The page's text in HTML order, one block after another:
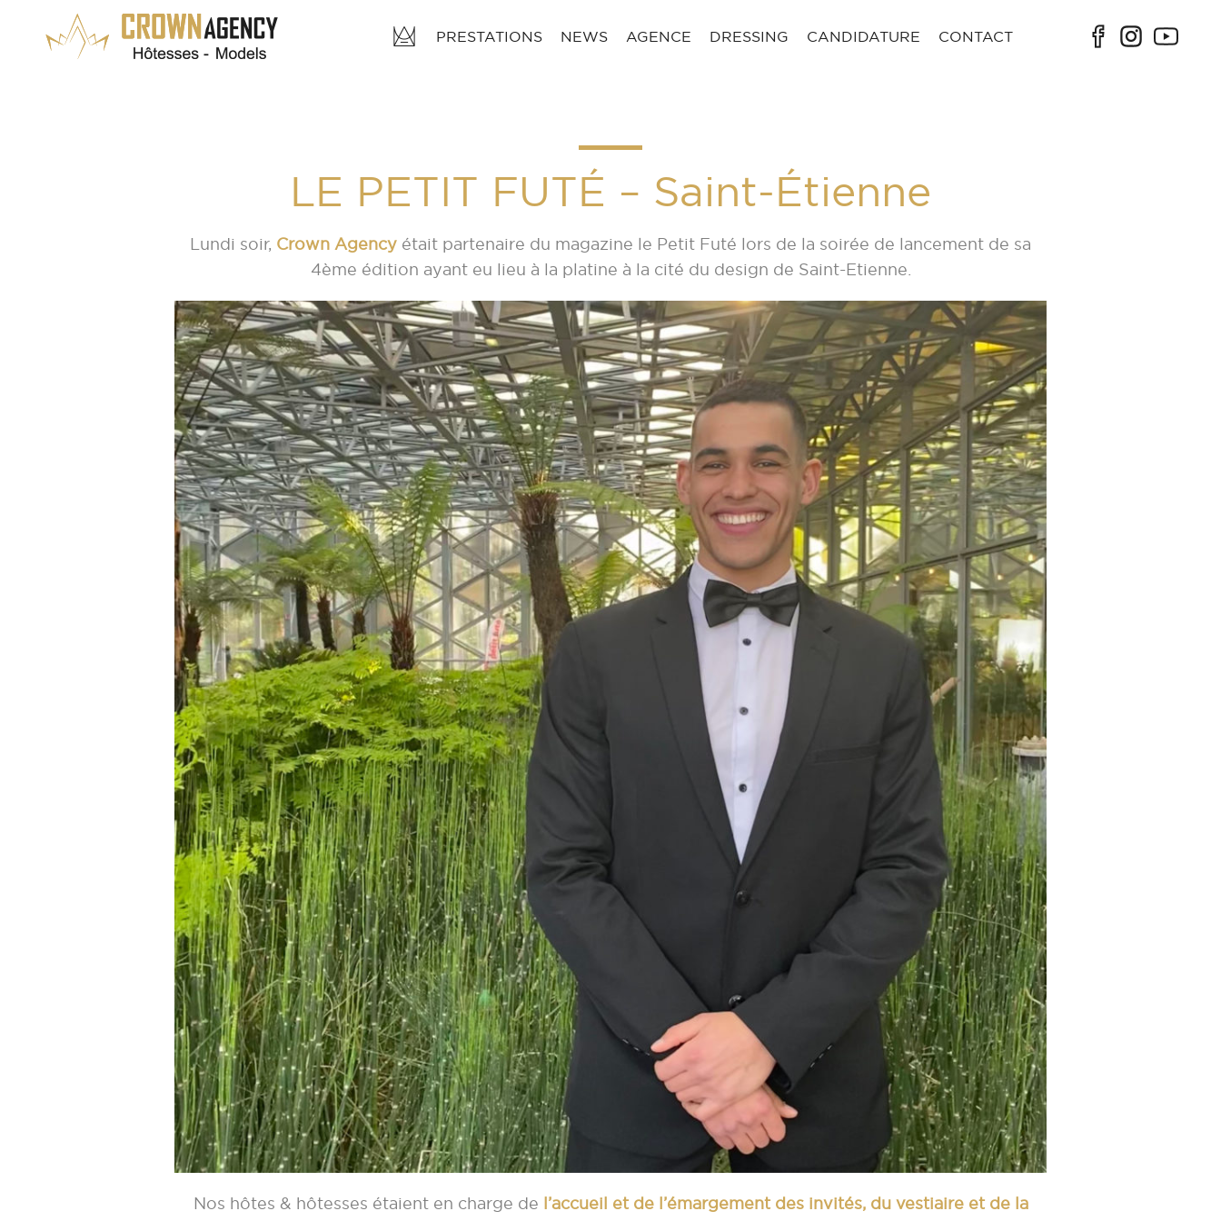
PRESTATIONS NEWS AGENCE DRESSING CANDIDATURE CONTACT
LE PETIT FUTÉ – Saint-Étienne
Lundi soir, Crown Agency était partenaire du magazine le Petit Futé lors de la soirée de lancement de sa
4ème édition ayant eu lieu à la platine à la cité du design de Saint-Etienne.
Nos hôtes & hôtesses étaient en charge de l’accueil et de l’émargement des invités, du vestiaire et de la